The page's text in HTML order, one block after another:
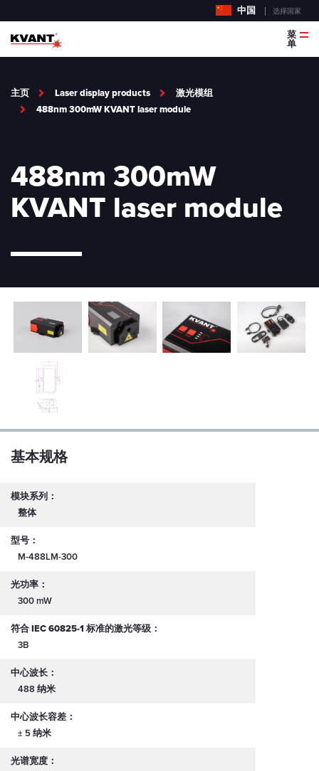
中国 选择国家
菜
单
主页 Laser display products
激光模组
488nm 300mW KVANT laser module
488nm 300mW
KVANT laser module
基本规格
模块系列：
整体
型号：
M-488LM-300
光功率：
300 mW
符合 IEC 60825-1 标准的激光等级：
3B
中心波长：
488 纳米
中心波长容差：
± 5 纳米
光谱宽度：